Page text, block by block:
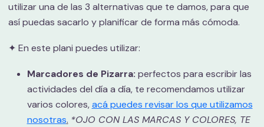
utilizar una de las 3 alternativas que te damos, para que
así puedas sacarlo y planificar de forma más cómoda.
✦ En este plani puedes utilizar:
Marcadores de Pizarra: perfectos para escribir las
actividades del día a día, te recomendamos utilizar
varios colores,acá puedes revisar los que utilizamos
nosotras. *OJO CON LAS MARCAS Y COLORES, TE